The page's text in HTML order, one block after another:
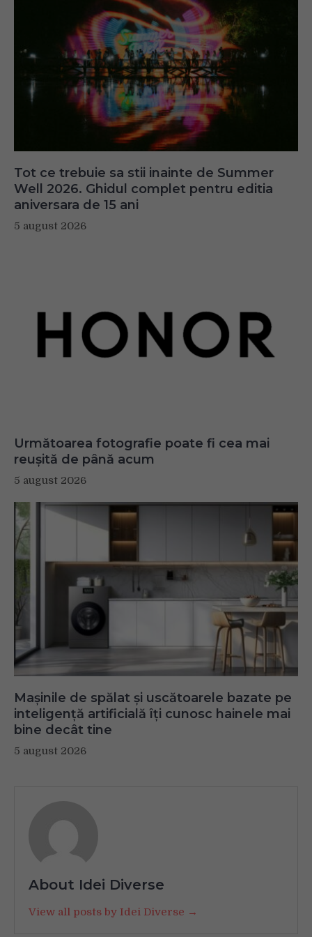
Tot ce trebuie sa stii inainte de Summer
Well 2026. Ghidul complet pentru editia
aniversara de 15 ani
5 august 2026
Următoarea fotografie poate fi cea mai
reușită de până acum
5 august 2026
Mașinile de spălat și uscătoarele bazate pe
inteligență artificială îți cunosc hainele mai
bine decât tine
5 august 2026
About Idei Diverse
View all posts by Idei Diverse →